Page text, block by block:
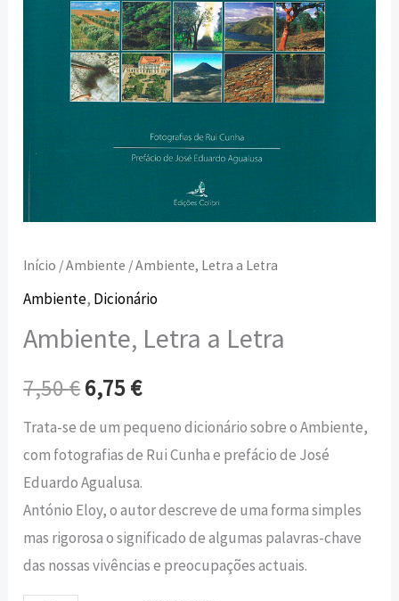
Início /Ambiente / Ambiente, Letra a Letra
Ambiente, Dicionário
Ambiente, Letra a Letra
7,50€6,75€
Trata-se de um pequeno dicionário sobre o Ambiente,
com fotografias de Rui Cunha e prefácio de José
Eduardo Agualusa.
António Eloy, o autor descreve de uma forma simples
mas rigorosa o significado de algumas palavras-chave
das nossas vivências e preocupações actuais.